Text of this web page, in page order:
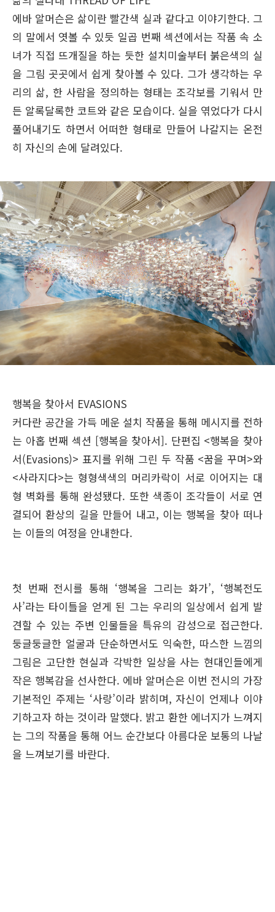
에바 알머슨은 삶이란 빨간색 실과 같다고 이야기한다. 그
의 말에서 엿볼 수 있듯 일곱 번째 섹션에서는 작품 속 소
녀가 직접 뜨개질을 하는 듯한 설치미술부터 붉은색의 실
을 그림 곳곳에서 쉽게 찾아볼 수 있다. 그가 생각하는 우
리의 삶, 한 사람을 정의하는 형태는 조각보를 기워서 만
든 알록달록한 코트와 같은 모습이다. 실을 엮었다가 다시
풀어내기도 하면서 어떠한 형태로 만들어 나갈지는 온전
히 자신의 손에 달려있다.
행복을 찾아서 EVASIONS
커다란 공간을 가득 메운 설치 작품을 통해 메시지를 전하
는 아홉 번째 섹션 [행복을 찾아서]. 단편집 <행복을 찾아
서(Evasions)> 표지를 위해 그린 두 작품 <꿈을 꾸며>와
<사라지다>는 형형색색의 머리카락이 서로 이어지는 대
형 벽화를 통해 완성됐다. 또한 색종이 조각들이 서로 연
결되어 환상의 길을 만들어 내고, 이는 행복을 찾아 떠나
는 이들의 여정을 안내한다.
첫 번째 전시를 통해 ‘행복을 그리는 화가’, ‘행복전도
사’라는 타이틀을 얻게 된 그는 우리의 일상에서 쉽게 발
견할 수 있는 주변 인물들을 특유의 감성으로 접근한다.
둥글둥글한 얼굴과 단순하면서도 익숙한, 따스한 느낌의
그림은 고단한 현실과 각박한 일상을 사는 현대인들에게
작은 행복감을 선사한다. 에바 알머슨은 이번 전시의 가장
기본적인 주제는 ‘사랑’이라 밝히며, 자신이 언제나 이야
기하고자 하는 것이라 말했다. 밝고 환한 에너지가 느껴지
는 그의 작품을 통해 어느 순간보다 아름다운 보통의 나날
을 느껴보기를 바란다.